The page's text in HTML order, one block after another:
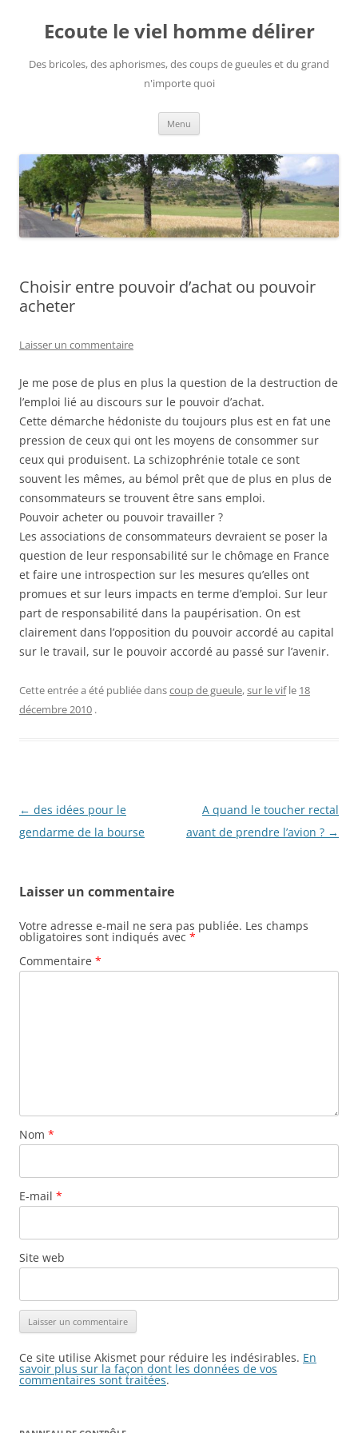
contenuEcoute le viel homme délirer
Des bricoles, des aphorismes, des coups de gueules et du grand
n'importe quoi
Menu
Choisir entre pouvoir d’achat ou pouvoir
acheter
Laisser un commentaire
Je me pose de plus en plus la question de la destruction de
l’emploi lié au discours sur le pouvoir d’achat.
Cette démarche hédoniste du toujours plus est en fat une
pression de ceux qui ont les moyens de consommer sur
ceux qui produisent. La schizophrénie totale ce sont
souvent les mêmes, au bémol prêt que de plus en plus de
consommateurs se trouvent être sans emploi.
Pouvoir acheter ou pouvoir travailler ?
Les associations de consommateurs devraient se poser la
question de leur responsabilité sur le chômage en France
et faire une introspection sur les mesures qu’elles ont
promues et sur leurs impacts en terme d’emploi. Sur leur
part de responsabilité dans la paupérisation. On est
clairement dans l’opposition du pouvoir accordé au capital
sur le travail, sur le pouvoir accordé au passé sur l’avenir.
Cette entrée a été publiée danscoup de gueule,sur le vifle 18
décembre 2010 .
Navigation
des
← des idées pour le
gendarme de la bourse
A quand le toucher rectal
avant de prendre l’avion ? →
Laisser un commentaire
Votre adresse e-mail ne sera pas publiée. Les champs
obligatoires sont indiqués avec *
Commentaire *
Nom *
E-mail *
Site web
Ce site utilise Akismet pour réduire les indésirables. En
savoir plus sur la façon dont les données de vos
commentaires sont traitées.